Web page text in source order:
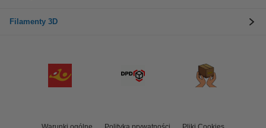
Filamenty 3D